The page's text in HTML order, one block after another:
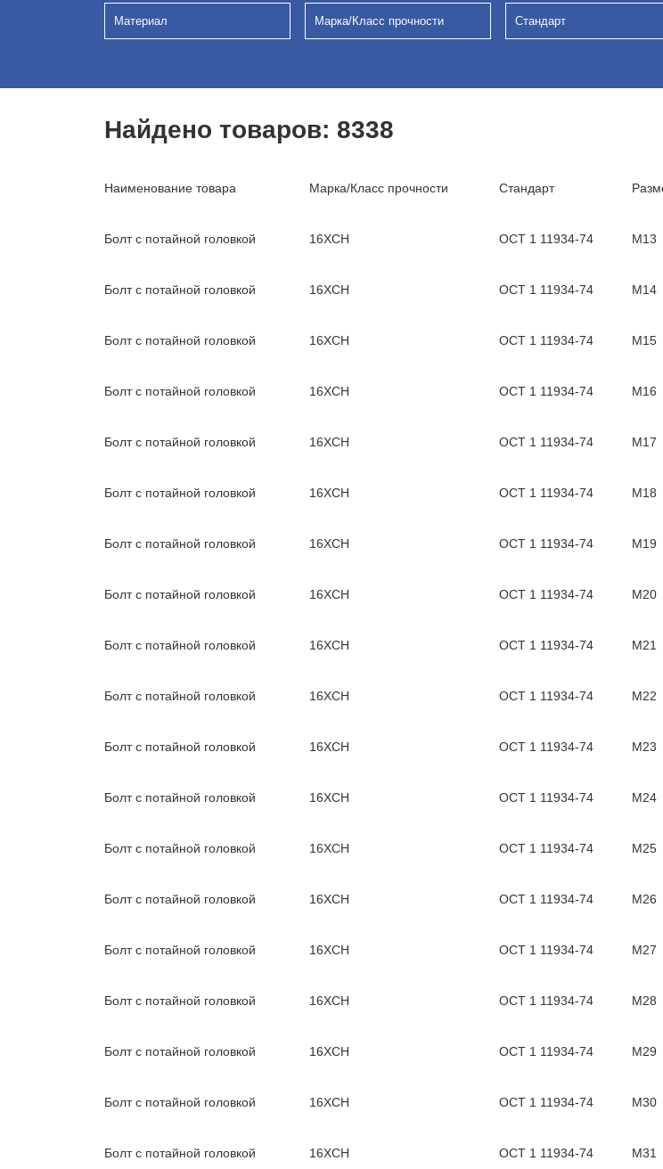
Материал Марка/Класс прочности Стандарт
Найдено товаров: 8338
Наименование товара Марка/Класс прочности Стандарт
Болт с потайной головкой 16ХСН ОСТ 1 11934-74 М13
Болт с потайной головкой 16ХСН ОСТ 1 11934-74 М14
Болт с потайной головкой 16ХСН ОСТ 1 11934-74 М15
Болт с потайной головкой 16ХСН ОСТ 1 11934-74 М16
Болт с потайной головкой 16ХСН ОСТ 1 11934-74 М17
Болт с потайной головкой 16ХСН ОСТ 1 11934-74 М18
Болт с потайной головкой 16ХСН ОСТ 1 11934-74 М19
Болт с потайной головкой 16ХСН ОСТ 1 11934-74 М20
Болт с потайной головкой 16ХСН ОСТ 1 11934-74 М21
Болт с потайной головкой 16ХСН ОСТ 1 11934-74 М22
Болт с потайной головкой 16ХСН ОСТ 1 11934-74 М23
Болт с потайной головкой 16ХСН ОСТ 1 11934-74 М24
Болт с потайной головкой 16ХСН ОСТ 1 11934-74 М25
Болт с потайной головкой 16ХСН ОСТ 1 11934-74 М26
Болт с потайной головкой 16ХСН ОСТ 1 11934-74 М27
Болт с потайной головкой 16ХСН ОСТ 1 11934-74 М28
Болт с потайной головкой 16ХСН ОСТ 1 11934-74 М29
Болт с потайной головкой 16ХСН ОСТ 1 11934-74 М30
Болт с потайной головкой 16ХСН ОСТ 1 11934-74 М31